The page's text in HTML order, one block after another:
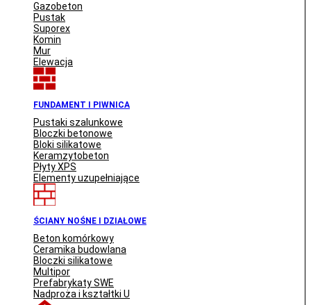
Gazobeton
Pustak
Suporex
Komin
Mur
Elewacja
FUNDAMENT I PIWNICA
Pustaki szalunkowe
Bloczki betonowe
Bloki silikatowe
Keramzytobeton
Płyty XPS
Elementy uzupełniające
ŚCIANY NOŚNE I DZIAŁOWE
Beton komórkowy
Ceramika budowlana
Bloczki silikatowe
Multipor
Prefabrykaty SWE
Nadproża i kształtki U